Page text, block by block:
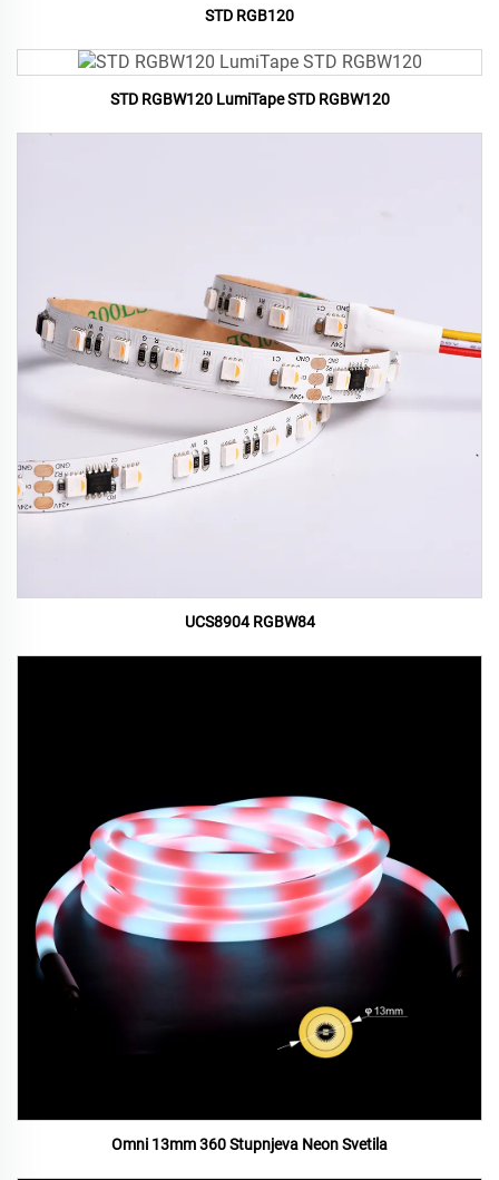
STD RGB120
STD RGBW120 LumiTape STD RGBW120
UCS8904 RGBW84
Omni 13mm 360 Stupnjeva Neon Svetila